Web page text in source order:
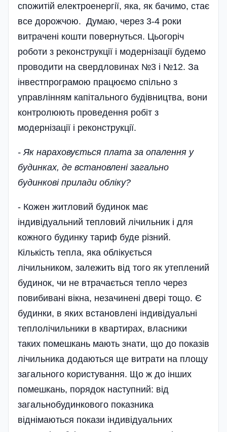
спожитій електроенергії, яка, як бачимо, стає
все дорожчою. Думаю, через 3-4 роки
витрачені кошти повернуться. Цьогоріч
роботи з реконструкції і модернізації будемо
проводити на свердловинах №3 і №12. За
інвест­програмою працюємо спільно з
управлінням капітального будівництва, вони
контролюють проведення робіт з
модернізації і реконструкції.
- Як нараховується плата за опалення у
будинках, де встановлені загально
будинкові прилади обліку?
- Кожен житловий будинок має
індивідуальний тепловий лічильник і для
кожного будинку тариф буде різний.
Кількість тепла, яка облікується
лічильником, залежить від того як утеплений
будинок, чи не втрачається тепло через
повибивані вікна, незачинені двері тощо. Є
будинки, в яких встановлені індивідуальні
теплолічильники в квартирах, власники
таких помешкань мають знати, що до показів
лічильника додаються ще витрати на площу
загального користування. Що ж до інших
помешкань, порядок наступний: від
загальнобудинкового показника
віднімаються покази індивідуальних